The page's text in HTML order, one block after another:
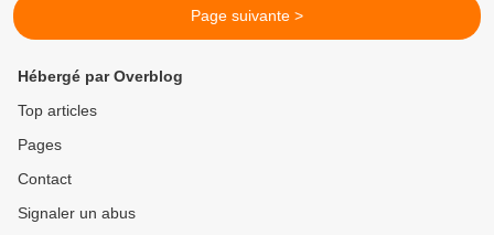
Page suivante >
Hébergé par Overblog
Top articles
Pages
Contact
Signaler un abus